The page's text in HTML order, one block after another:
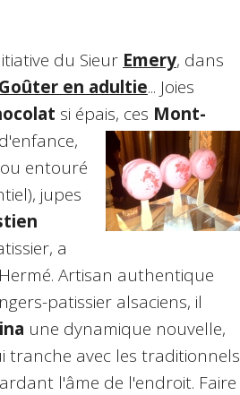
du Sieur Emery, dans
en adultie... Joies
si épais, ces Mont-
entouré
jupes
a
Artisan authentique
patissier alsaciens, il
une dynamique nouvelle,
tranche avec les traditionnels
l'âme de l'endroit. Faire